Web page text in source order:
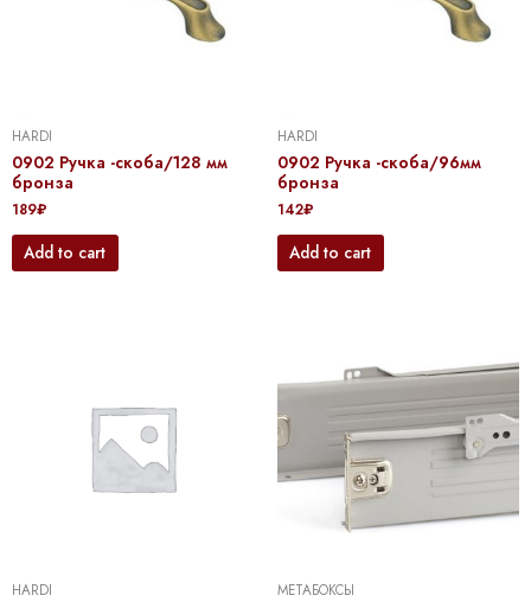
HARDI
0902 Ручка -скоба/128 мм
бронза
189₽
Add to cart
HARDI
0902 Ручка -скоба/96мм
бронза
142₽
Add to cart
HARDI МЕТАБОКСЫ